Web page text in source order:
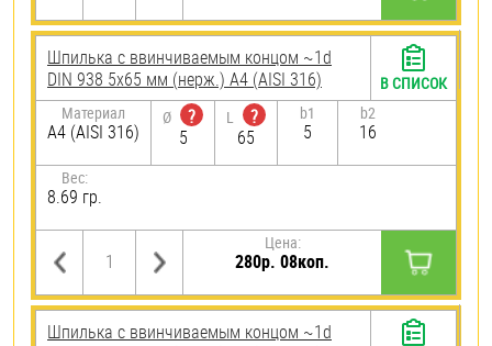
Шпилька c ввинчиваемым концом ~1d
DIN 938 5х65 мм (нерж.) A4 (AISI 316)
Материал
A4 (AISI 316)
Ø
?
5
L
?
65
b1
5
b2
16
Вес:
8.69 гр.
Цена:
280р. 08коп.
В СПИСОК
Шпилька c ввинчиваемым концом ~1d